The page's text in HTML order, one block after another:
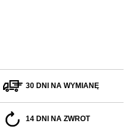
30 DNI NA WYMIANĘ
14 DNI NA ZWROT